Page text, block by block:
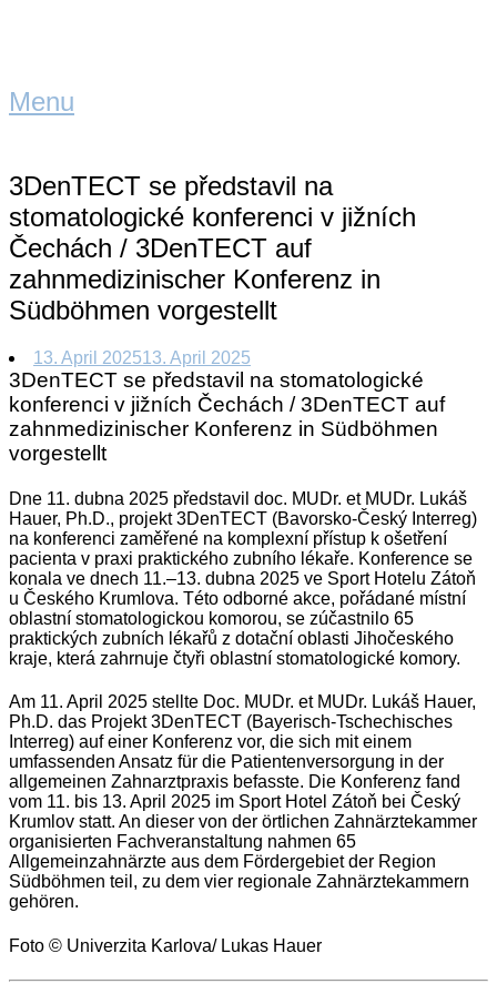
Menu
3DenTECT se představil na
stomatologické konferenci v jižních
Čechách / 3DenTECT auf
zahnmedizinischer Konferenz in
Südböhmen vorgestellt
13. April 202513. April 2025
3DenTECT se představil na stomatologické
konferenci v jižních Čechách / 3DenTECT auf
zahnmedizinischer Konferenz in Südböhmen
vorgestellt
Dne 11. dubna 2025 představil doc. MUDr. et MUDr. Lukáš
Hauer, Ph.D., projekt 3DenTECT (Bavorsko-Český Interreg)
na konferenci zaměřené na komplexní přístup k ošetření
pacienta v praxi praktického zubního lékaře. Konference se
konala ve dnech 11.–13. dubna 2025 ve Sport Hotelu Zátoň
u Českého Krumlova. Této odborné akce, pořádané místní
oblastní stomatologickou komorou, se zúčastnilo 65
praktických zubních lékařů z dotační oblasti Jihočeského
kraje, která zahrnuje čtyři oblastní stomatologické komory.
Am 11. April 2025 stellte Doc. MUDr. et MUDr. Lukáš Hauer,
Ph.D. das Projekt 3DenTECT (Bayerisch-Tschechisches
Interreg) auf einer Konferenz vor, die sich mit einem
umfassenden Ansatz für die Patientenversorgung in der
allgemeinen Zahnarztpraxis befasste. Die Konferenz fand
vom 11. bis 13. April 2025 im Sport Hotel Zátoň bei Český
Krumlov statt. An dieser von der örtlichen Zahnärztekammer
organisierten Fachveranstaltung nahmen 65
Allgemeinzahnärzte aus dem Fördergebiet der Region
Südböhmen teil, zu dem vier regionale Zahnärztekammern
gehören.
Foto © Univerzita Karlova/ Lukas Hauer